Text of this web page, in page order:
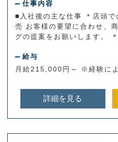
仕事内容
■入社後の主な仕事 ＊店頭で
売 お客様の要望に合わせ、
グの提案をお願いします。
給与
月給215,000円～ ※経験に
詳細を見る